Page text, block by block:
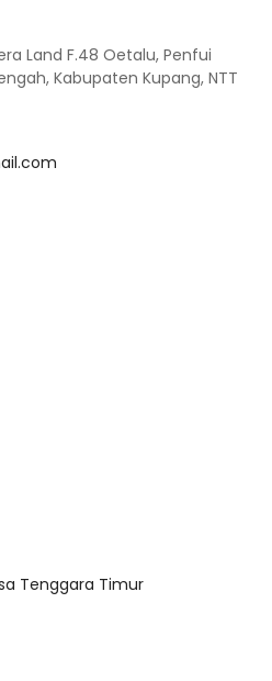
Land F.48 Oetalu, Penfui
Kabupaten Kupang, NTT
Tenggara Timur